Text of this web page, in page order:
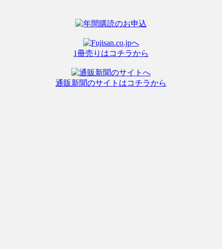
1冊売りはコチラから
通販新聞のサイトはコチラから